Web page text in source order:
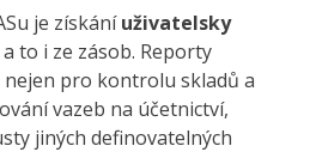
je získáníuživatelsky
a to i ze zásob. Reporty
pro kontrolu skladů a
vazeb na účetnictví,
jiných definovatelných